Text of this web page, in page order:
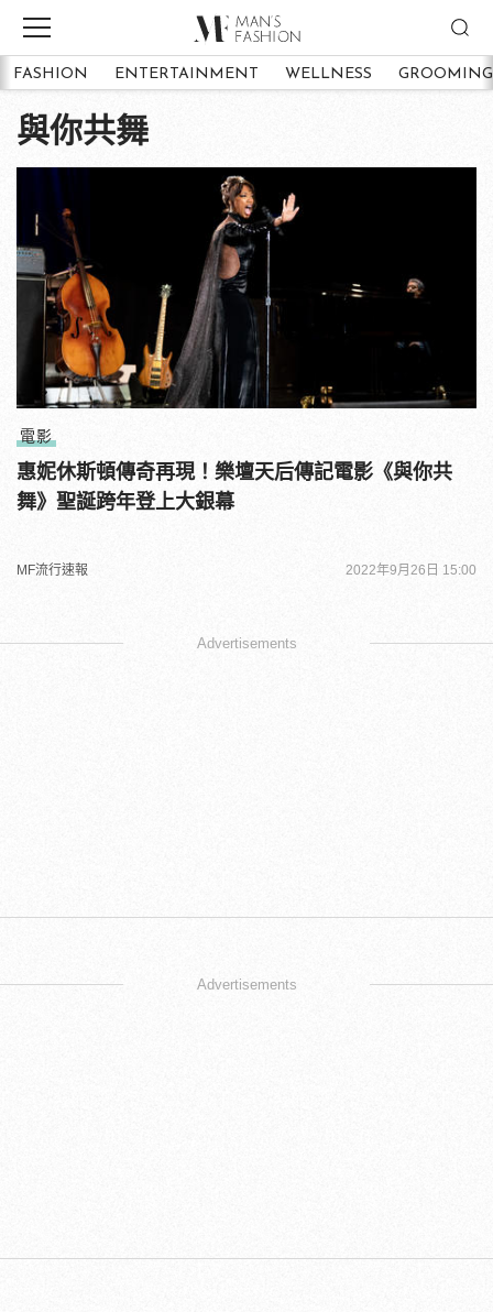
FASHION ENTERTAINMENT WELLNESS GROOMING
與你共舞
電影
惠妮休斯頓傳奇再現！樂壇天后傳記電影《與你共
舞》聖誕跨年登上大銀幕
MF流行速報 2022年9月26日 15:00
Advertisements
Advertisements